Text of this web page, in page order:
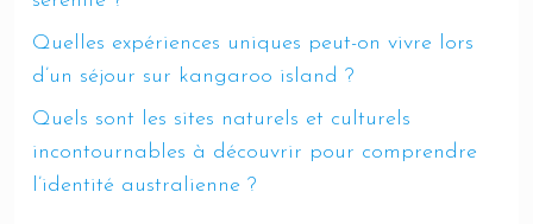
Quelles expériences uniques peut-on vivre lors
d’un séjour sur kangaroo island ?
Quels sont les sites naturels et culturels
incontournables à découvrir pour comprendre
l’identité australienne ?